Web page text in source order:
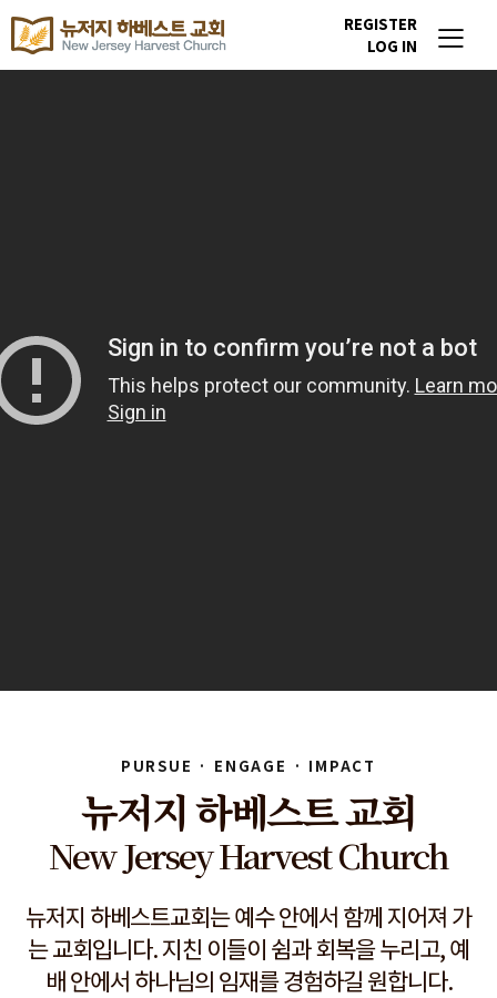
REGISTER
LOG IN
PURSUE · ENGAGE · IMPACT
뉴저지 하베스트 교회
New Jersey Harvest Church
뉴저지 하베스트교회는 예수 안에서 함께 지어져 가
는 교회입니다. 지친 이들이 쉼과 회복을 누리고, 예
배 안에서 하나님의 임재를 경험하길 원합니다.